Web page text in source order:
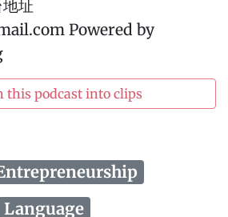
址
Powered by
podcast into clips
Language